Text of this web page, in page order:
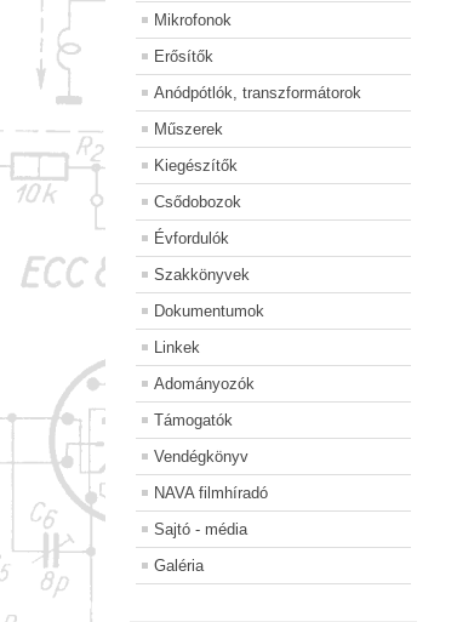
Mikrofonok
Erősítők
Anódpótlók, transzformátorok
Műszerek
Kiegészítők
Csődobozok
Évfordulók
Szakkönyvek
Dokumentumok
Linkek
Adományozók
Támogatók
Vendégkönyv
NAVA filmhíradó
Sajtó - média
Galéria